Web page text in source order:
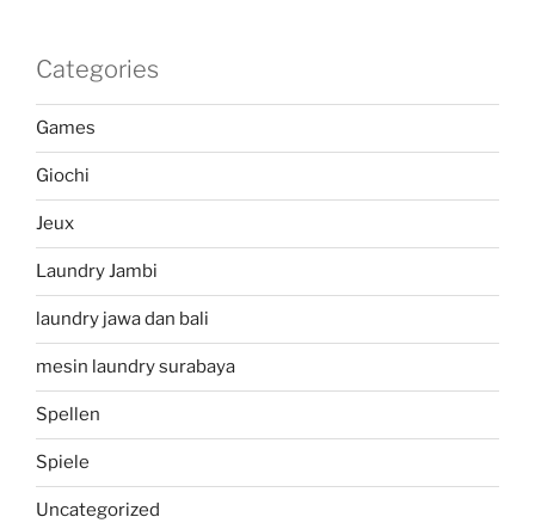
Categories
Games
Giochi
Jeux
Laundry Jambi
laundry jawa dan bali
mesin laundry surabaya
Spellen
Spiele
Uncategorized